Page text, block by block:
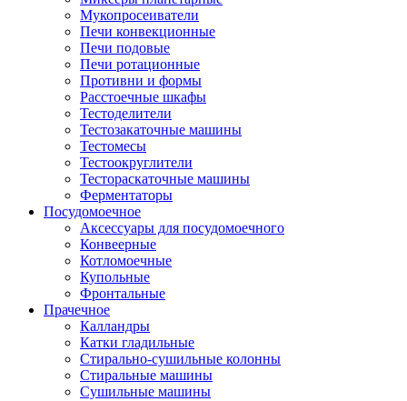
Мукопросеиватели
Печи конвекционные
Печи подовые
Печи ротационные
Противни и формы
Расстоечные шкафы
Тестоделители
Тестозакаточные машины
Тестомесы
Тестоокруглители
Тестораскаточные машины
Ферментаторы
Посудомоечное
Аксессуары для посудомоечного
Конвеерные
Котломоечные
Купольные
Фронтальные
Прачечное
Калландры
Катки гладильные
Стирально-сушильные колонны
Стиральные машины
Сушильные машины